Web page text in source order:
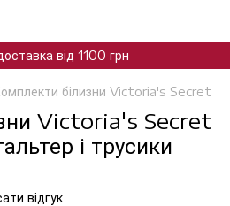
від 1100 грн
білизни Victoria's Secret
Victoria's Secret
і трусики
відгук